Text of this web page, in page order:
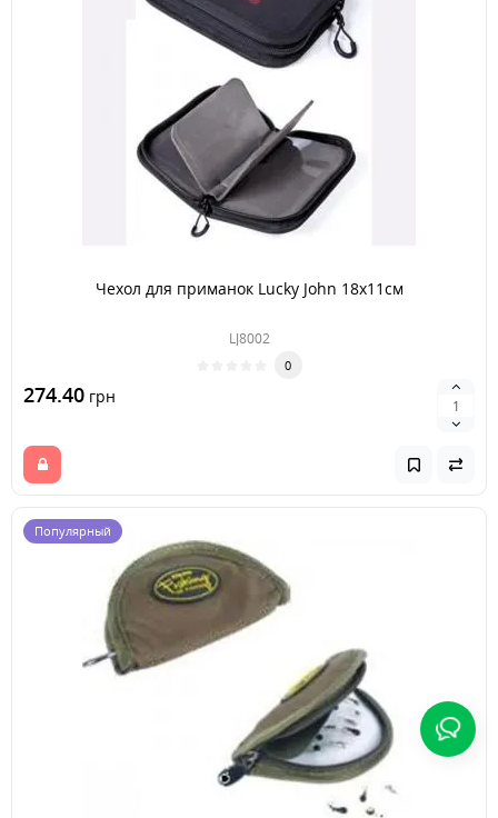
Чехол для приманок Lucky John 18х11см
LJ8002
0
274.40 грн
Популярный